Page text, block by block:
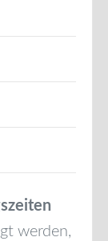
werden,